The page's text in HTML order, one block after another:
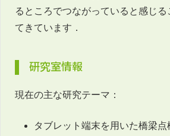
るところでつながっていると感じる
てきています．
研究室情報
現在の主な研究テーマ：
タブレット端末を用いた橋梁